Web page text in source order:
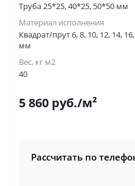
Труба 25*25, 40*25, 50*50 мм
Материал исполнения
Квадрат/прут 6, 8, 10, 12, 14,
мм
Вес, кг м2
40
5 860 руб./м²
Рассчитать по